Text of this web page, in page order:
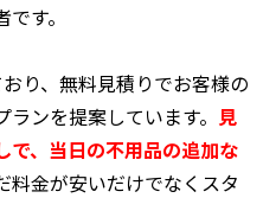
す。
り、無料見積りでお客様の
ンを提案しています。 見
で、当日の不用品の追加な
料金が安いだけでなくスタ